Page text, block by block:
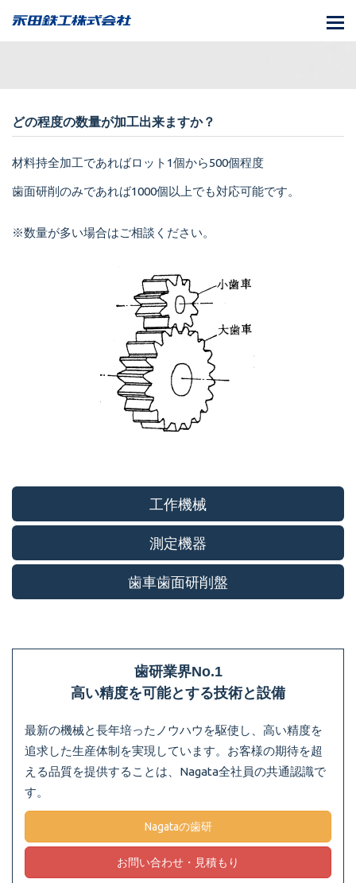
T
o
どの程度の数量が加工出来ますか？
材料持全加工であればロット1個から500個程度
歯面研削のみであれば1000個以上でも対応可能です。
※数量が多い場合はご相談ください。
工作機械
測定機器
歯車歯面研削盤
歯研業界No.1
高い精度を可能とする技術と設備
最新の機械と長年培ったノウハウを駆使し、高い精度を
追求した生産体制を実現しています。お客様の期待を超
える品質を提供することは、Nagata全社員の共通認識で
す。
Nagataの歯研
お問い合わせ・見積もり